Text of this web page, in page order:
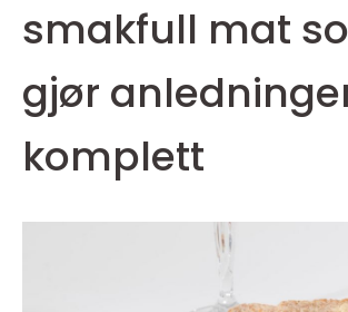
smakfull mat
gjør
komplett